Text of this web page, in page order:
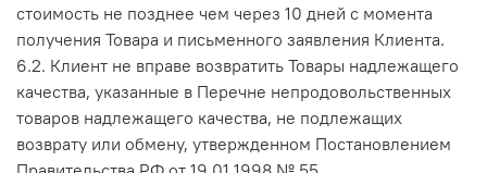
стоимость не позднее чем через 10 дней с момента
получения Товара и письменного заявления Клиента.
6.2. Клиент не вправе возвратить Товары надлежащего
качества, указанные в Перечне непродовольственных
товаров надлежащего качества, не подлежащих
возврату или обмену, утвержденном Постановлением